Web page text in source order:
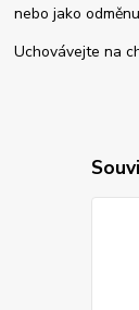
nebo jako
Uchovávejte na